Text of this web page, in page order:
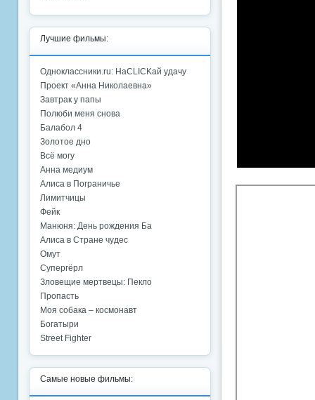
Лучшие фильмы:
Одноклассники.ru: НаCLICKай удачу
Проект «Анна Николаевна»
Завтрак у папы
Полюби меня снова
Балабол 4
Золотое дно
Всё могу
Анна медиум
Алиса в Пограничье
Лимитчицы
Фейк
Манюня: День рождения Ба
Алиса в Стране чудес
Омут
Супергёрл
Зловещие мертвецы: Пекло
Пропасть
Моя собака – космонавт
Богатыри
Street Fighter
Самые новые фильмы: